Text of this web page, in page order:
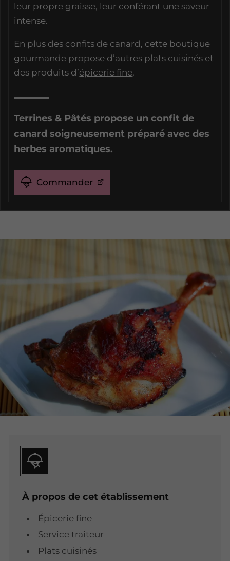
leur propre graisse, leur conférant une saveur
intense.
En plus des confits de canard, cette boutique
gourmande propose d’autres plats cuisinés et
des produits d’épicerie fine.
Terrines & Pâtés propose un confit de
canard soigneusement préparé avec des
herbes aromatiques.
Commander
À propos de cet établissement
Épicerie fine
Service traiteur
Plats cuisinés